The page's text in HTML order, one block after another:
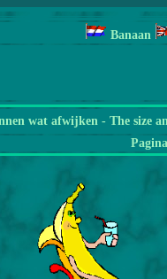
Banaan
wat afwijken - The size